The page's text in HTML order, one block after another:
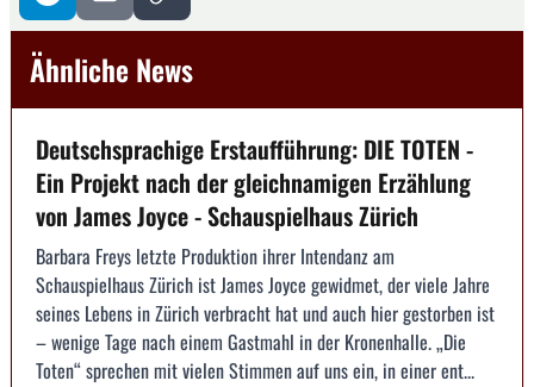
Ähnliche News
Deutschsprachige Erstaufführung: DIE TOTEN -
Ein Projekt nach der gleichnamigen Erzählung
von James Joyce - Schauspielhaus Zürich
Barbara Freys letzte Produktion ihrer Intendanz am
Schauspielhaus Zürich ist James Joyce gewidmet, der viele Jahre
seines Lebens in Zürich verbracht hat und auch hier gestorben ist
– wenige Tage nach einem Gastmahl in der Kronenhalle. „Die
Toten“ sprechen mit vielen Stimmen auf uns ein, in einer ent...